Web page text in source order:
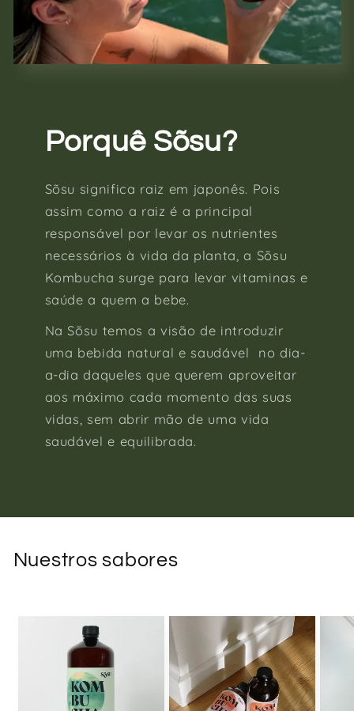
Porquê Sõsu?
Sõsu significa raiz em japonês. Pois
assim como a raiz é a principal
responsável por levar os nutrientes
necessários à vida da planta, a Sõsu
Kombucha surge para levar vitaminas e
saúde a quem a bebe.
Na Sõsu temos a visão de introduzir
uma bebida natural e saudável no dia-
a-dia daqueles que querem aproveitar
aos máximo cada momento das suas
vidas, sem abrir mão de uma vida
saudável e equilibrada.
Nuestros sabores